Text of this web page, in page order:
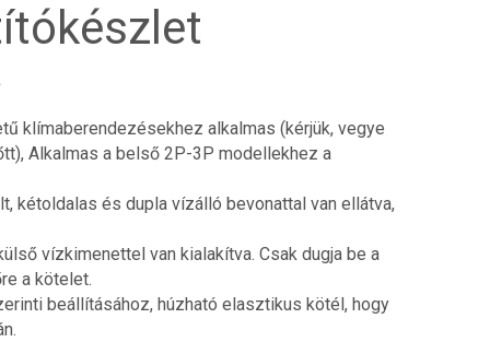
klímaberendezésekhez alkalmas (kérjük, vegye
Alkalmas a belső 2P-3P modellekhez a
kétoldalas és dupla vízálló bevonattal van ellátva,
vízkimenettel van kialakítva. Csak dugja be a
a kötelet.
beállításához, húzható elasztikus kötél, hogy